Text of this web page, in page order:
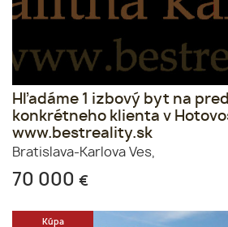
Hľadáme 1 izbový byt na
konkrétneho klienta v
www.bestreality.sk
Bratislava-Karlova Ves,
70 000 €
Kúpa